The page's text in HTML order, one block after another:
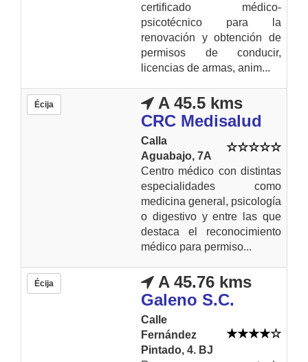
certificado médico-
psicotécnico para la
renovación y obtención de
permisos de conducir,
licencias de armas, anim...
Écija
A 45.5 kms
CRC Medisalud
Calla
Aguabajo, 7A
Centro médico con distintas
especialidades como
medicina general, psicología
o digestivo y entre las que
destaca el reconocimiento
médico para permiso...
Écija
A 45.76 kms
Galeno S.C.
Calle
Fernández
Pintado, 4. BJ